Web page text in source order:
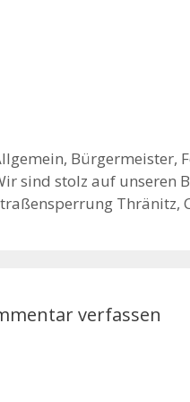
, Bürgermeister,
sind stolz auf unseren
Thränitz,
verfassen